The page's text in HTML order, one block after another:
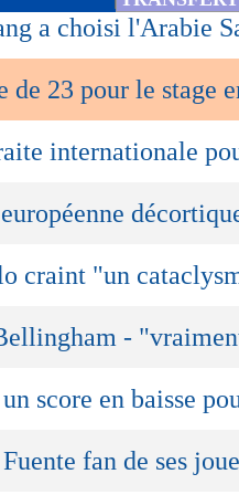
a choisi l'Arabie
de 23 pour le stage
internationale
craint "un
-
score en baisse
fan de ses